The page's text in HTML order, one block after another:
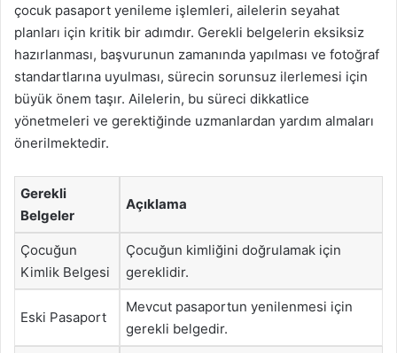
çocuk pasaport yenileme işlemleri, ailelerin seyahat
planları için kritik bir adımdır. Gerekli belgelerin eksiksiz
hazırlanması, başvurunun zamanında yapılması ve fotoğraf
standartlarına uyulması, sürecin sorunsuz ilerlemesi için
büyük önem taşır. Ailelerin, bu süreci dikkatlice
yönetmeleri ve gerektiğinde uzmanlardan yardım almaları
önerilmektedir.
Gerekli
Belgeler
Açıklama
Çocuğun
Kimlik Belgesi
Çocuğun kimliğini doğrulamak için
gereklidir.
Eski Pasaport
Mevcut pasaportun yenilenmesi için
gerekli belgedir.